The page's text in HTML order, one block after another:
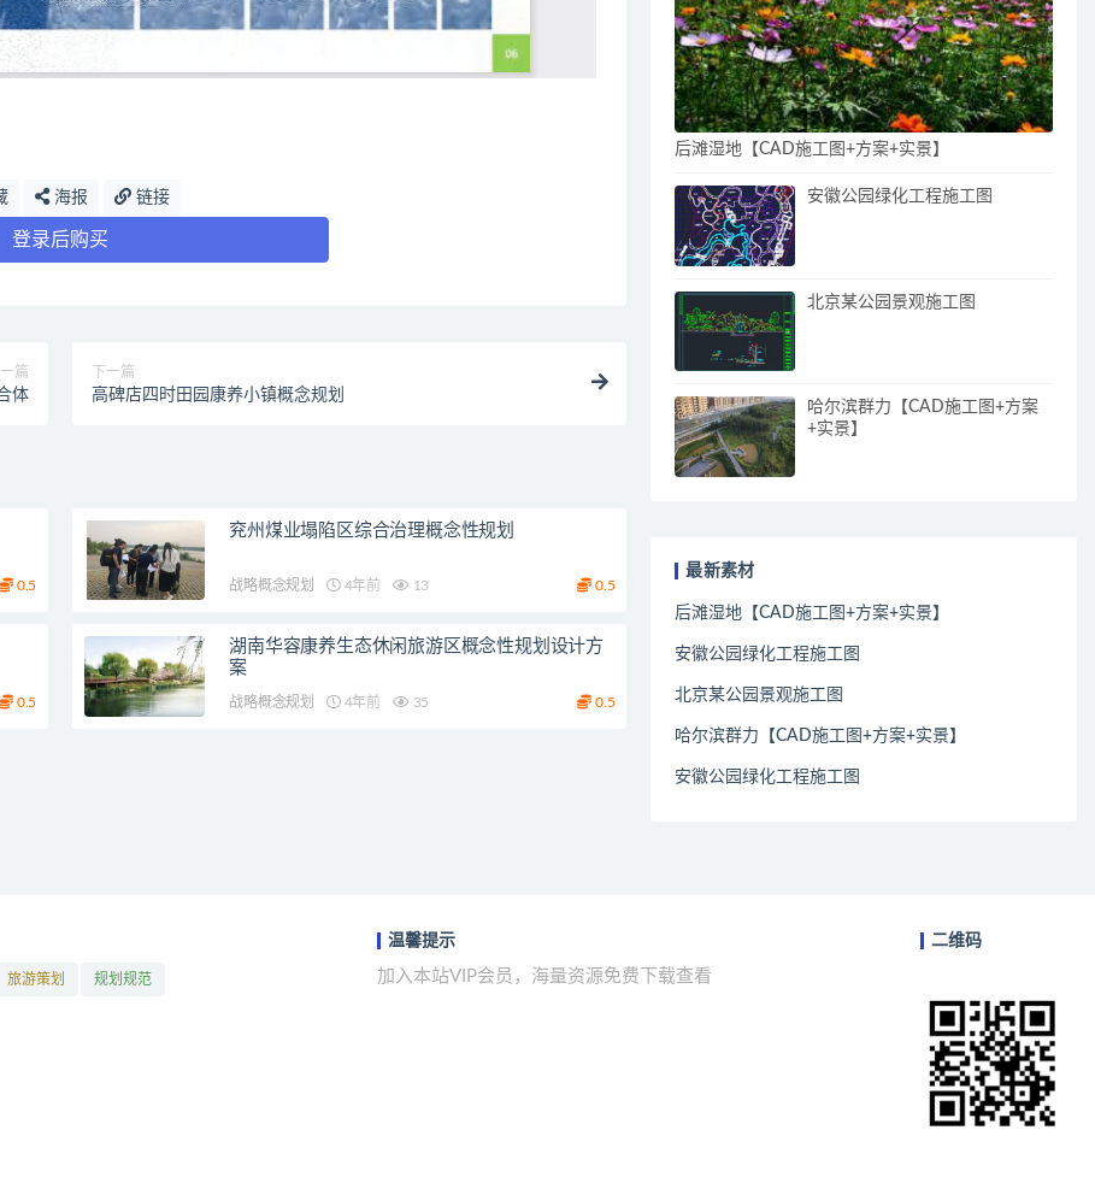
海报 链接
登录后购买
一篇
体
下一篇
高碑店四时田园康养小镇概念规划
0.5
兖州煤业塌陷区综合治理概念性规划
战略概念规划 4年前 13 0.5
0.5
湖南华容康养生态休闲旅游区概念性规划设计方
案
战略概念规划 4年前 35 0.5
后滩湿地【CAD施工图+方案+实景】
安徽公园绿化工程施工图
北京某公园景观施工图
哈尔滨群力【CAD施工图+方案
+实景】
最新素材
后滩湿地【CAD施工图+方案+实景】
安徽公园绿化工程施工图
北京某公园景观施工图
哈尔滨群力【CAD施工图+方案+实景】
安徽公园绿化工程施工图
旅游策划 规划规范
温馨提示
加入本站VIP会员，海量资源免费下载查看
二维码